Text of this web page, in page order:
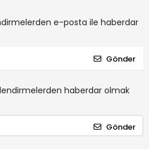
e-posta ile haberdar
Gönder
haberdar olmak
Gönder